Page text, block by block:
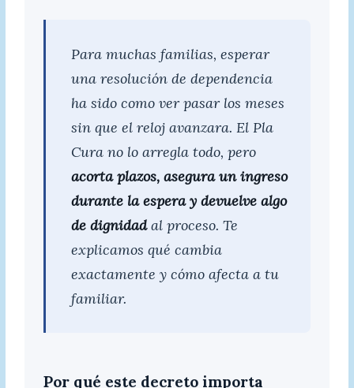
Para muchas familias, esperar
una resolución de dependencia
ha sido como ver pasar los meses
sin que el reloj avanzara. El Pla
Cura no lo arregla todo, pero
acorta plazos, asegura un ingreso
durante la espera y devuelve algo
de dignidadal proceso. Te
explicamos qué cambia
exactamente y cómo afecta a tu
familiar.
Por qué este decreto importa